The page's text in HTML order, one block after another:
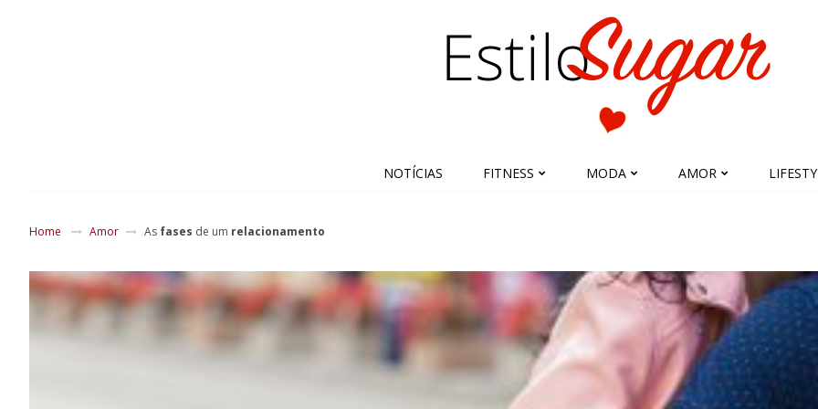
NOTÍCIAS FITNESS MODA AMOR
Home Amor As fases de um relacionamento